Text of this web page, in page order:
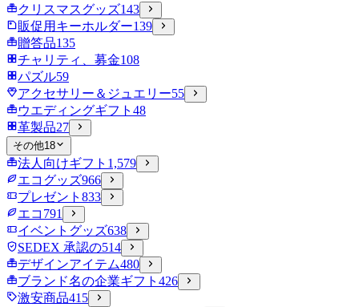
クリスマスグッズ143
販促用キーホルダー139
贈答品135
チャリティ、募金108
パズル59
アクセサリー＆ジュエリー55
ウエディングギフト 48
革製品27
その他18
法人向けギフト 1,579
エコグッズ966
プレゼント 833
エコ 791
イベントグッズ638
SEDEX 承認の514
デザインアイテム480
ブランド名の企業ギフト 426
激安商品415